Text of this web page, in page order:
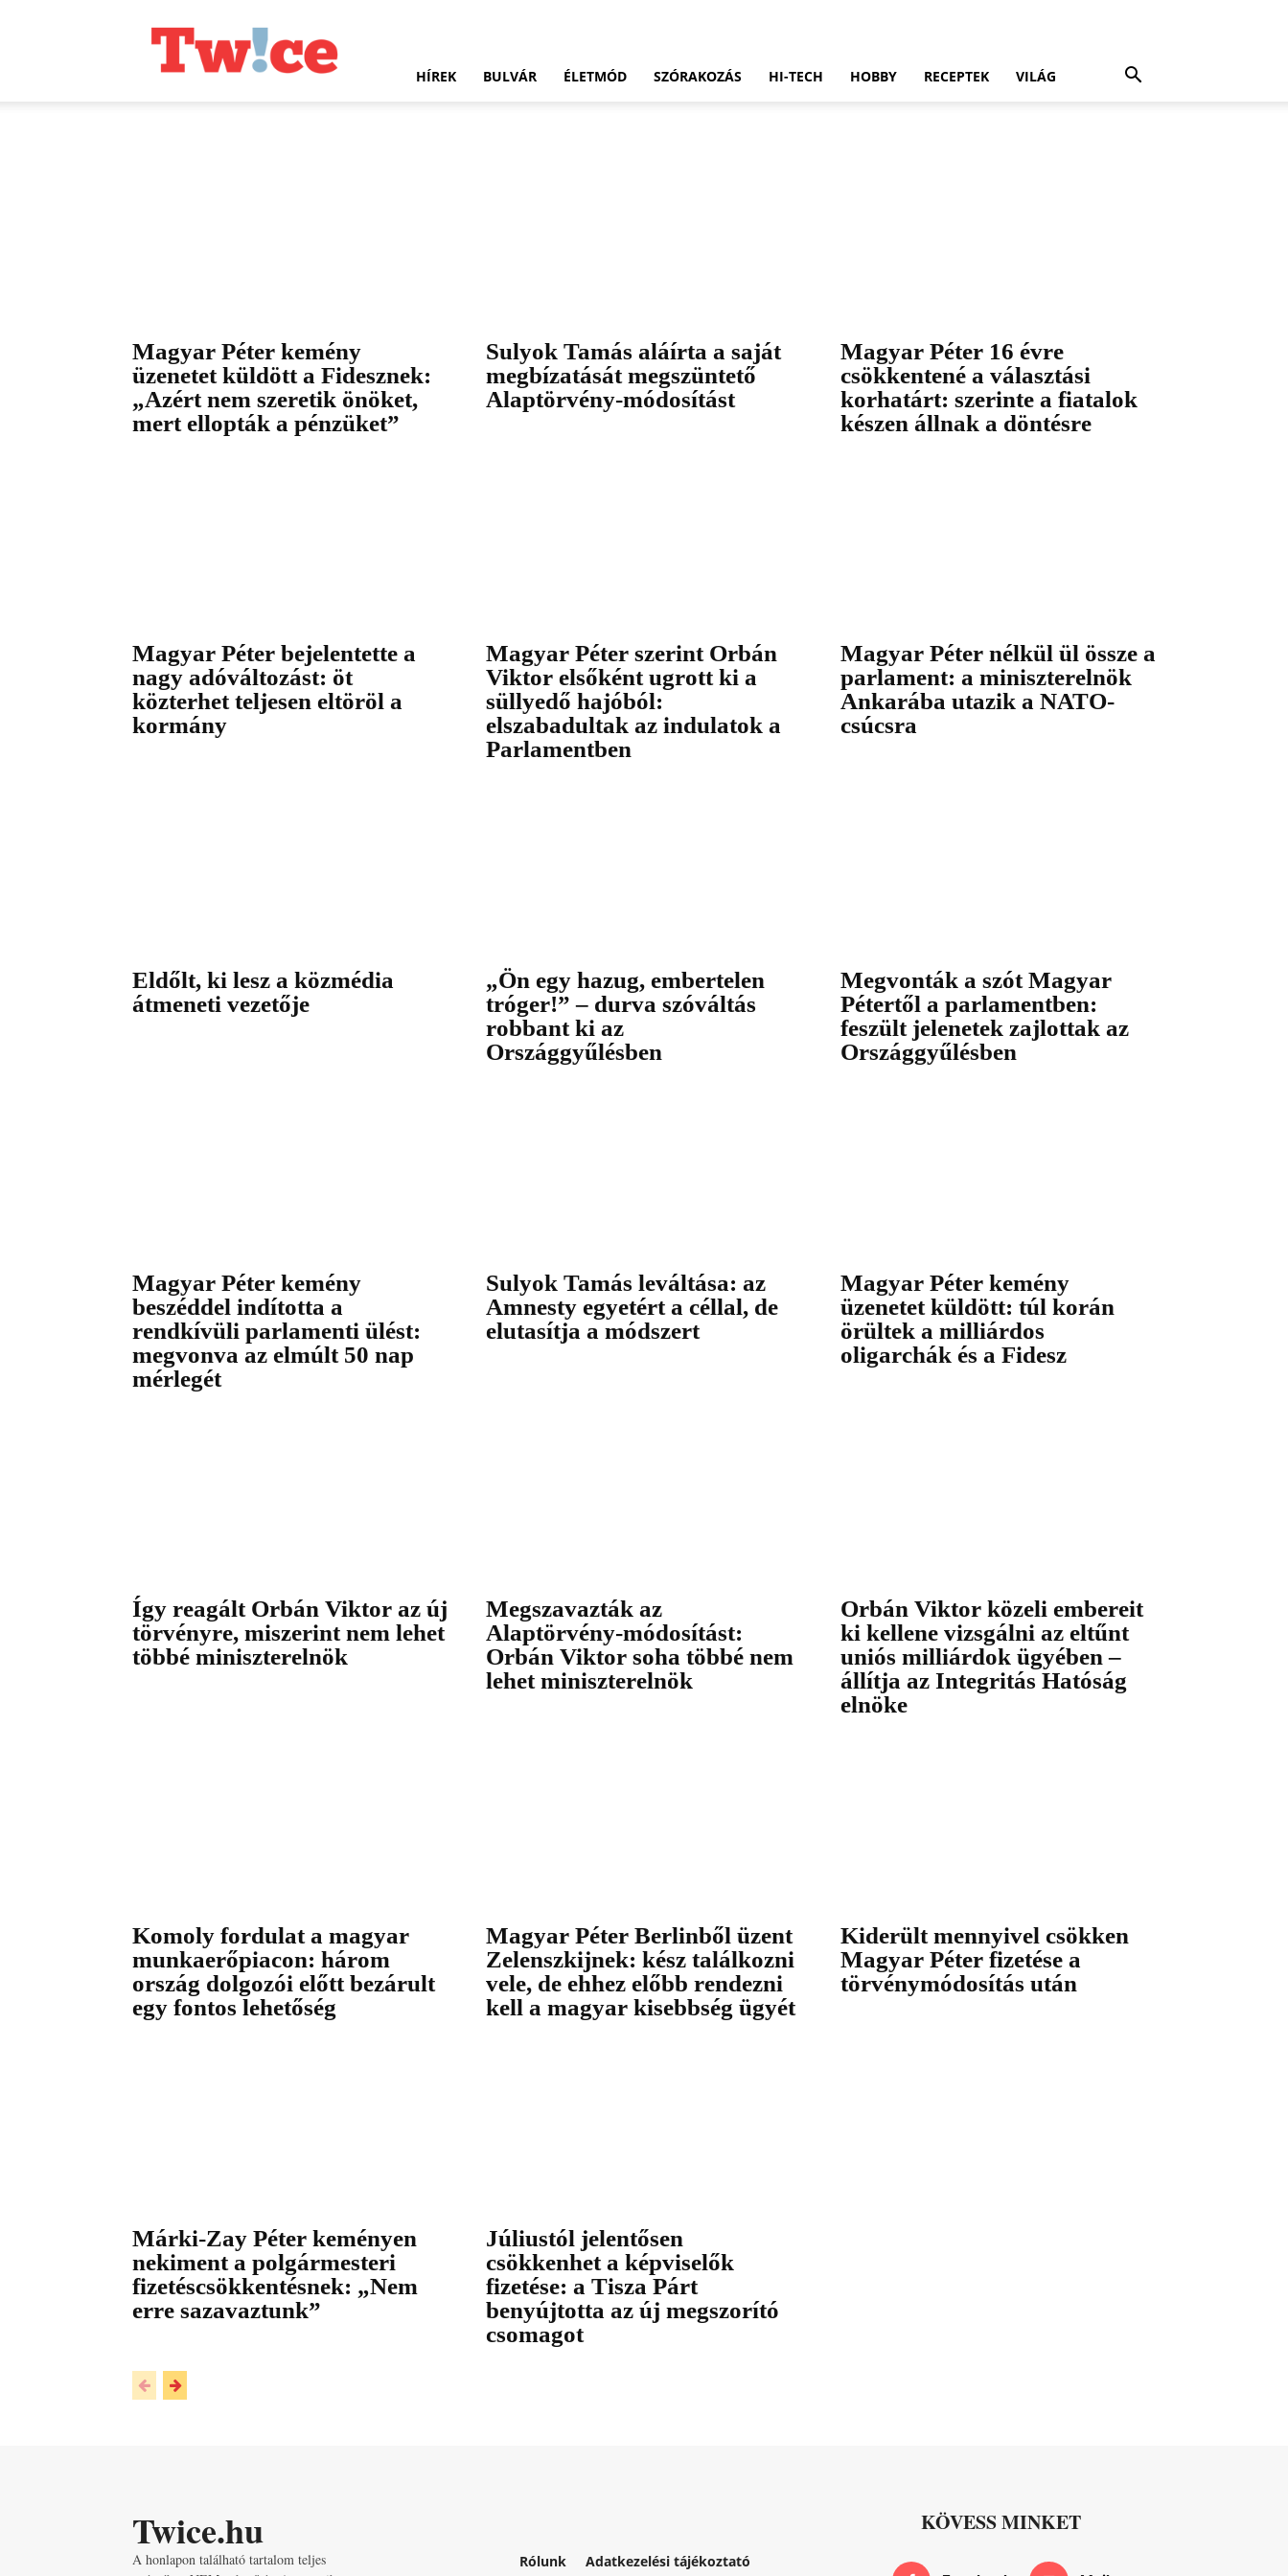
HÍREK BULVÁR ÉLETMÓD SZÓRAKOZÁS HI-TECH HOBBY RECEPTEK VILÁG
Magyar Péter kemény
üzenetet küldött a Fidesznek:
„Azért nem szeretik önöket,
mert ellopták a pénzüket”
Sulyok Tamás aláírta a saját
megbízatását megszüntető
Alaptörvény-módosítást
Magyar Péter 16 évre
csökkentené a választási
korhatárt: szerinte a fiatalok
készen állnak a döntésre
Magyar Péter bejelentette a
nagy adóváltozást: öt
közterhet teljesen eltöröl a
kormány
Magyar Péter szerint Orbán
Viktor elsőként ugrott ki a
süllyedő hajóból:
elszabadultak az indulatok a
Parlamentben
Magyar Péter nélkül ül össze a
parlament: a miniszterelnök
Ankarába utazik a NATO-
csúcsra
Eldőlt, ki lesz a közmédia
átmeneti vezetője
„Ön egy hazug, embertelen
tróger!” – durva szóváltás
robbant ki az
Országgyűlésben
Megvonták a szót Magyar
Pétertől a parlamentben:
feszült jelenetek zajlottak az
Országgyűlésben
Magyar Péter kemény
beszéddel indította a
rendkívüli parlamenti ülést:
megvonva az elmúlt 50 nap
mérlegét
Sulyok Tamás leváltása: az
Amnesty egyetért a céllal, de
elutasítja a módszert
Magyar Péter kemény
üzenetet küldött: túl korán
örültek a milliárdos
oligarchák és a Fidesz
Így reagált Orbán Viktor az új
törvényre, miszerint nem lehet
többé miniszterelnök
Megszavazták az
Alaptörvény-módosítást:
Orbán Viktor soha többé nem
lehet miniszterelnök
Orbán Viktor közeli embereit
ki kellene vizsgálni az eltűnt
uniós milliárdok ügyében –
állítja az Integritás Hatóság
elnöke
Komoly fordulat a magyar
munkaerőpiacon: három
ország dolgozói előtt bezárult
egy fontos lehetőség
Magyar Péter Berlinből üzent
Zelenszkijnek: kész találkozni
vele, de ehhez előbb rendezni
kell a magyar kisebbség ügyét
Kiderült mennyivel csökken
Magyar Péter fizetése a
törvénymódosítás után
Márki-Zay Péter keményen
nekiment a polgármesteri
fizetéscsökkentésnek: „Nem
erre sazavaztunk”
Júliustól jelentősen
csökkenhet a képviselők
fizetése: a Tisza Párt
benyújtotta az új megszorító
csomagot
Twice.hu
A honlapon található tartalom teljes
Rólunk
Adatkezelési tájékoztató
KÖVESS MINKET